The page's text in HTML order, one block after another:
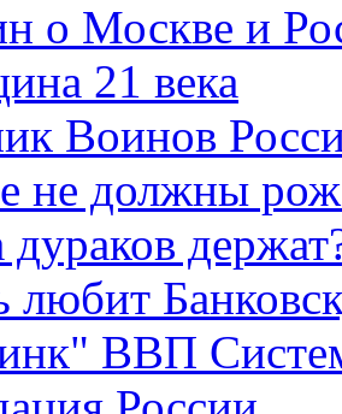
о Москве и
21 века
Воинов
не должны
дураков
любит
ВВП